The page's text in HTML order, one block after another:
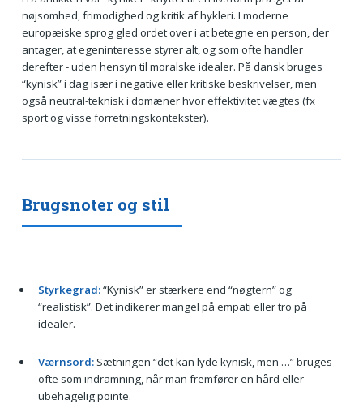
nøjsomhed, frimodighed og kritik af hykleri. I moderne
europæiske sprog gled ordet over i at betegne en person, der
antager, at egeninteresse styrer alt, og som ofte handler
derefter - uden hensyn til moralske idealer. På dansk bruges
“kynisk” i dag især i negative eller kritiske beskrivelser, men
også neutral-teknisk i domæner hvor effektivitet vægtes (fx
sport og visse forretningskontekster).
Brugsnoter og stil
Styrkegrad:“Kynisk” er stærkere end “nøgtern” og
“realistisk”. Det indikerer mangel på empati eller tro på
idealer.
Værnsord:Sætningen “det kan lyde kynisk, men …” bruges
ofte som indramning, når man fremfører en hård eller
ubehagelig pointe.